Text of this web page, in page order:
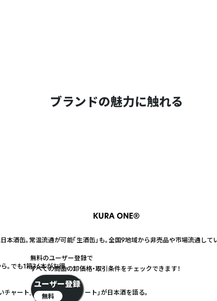
ブランドの魅力に触れる
KURA ONE®
酒缶。常温流通が可能「生酒缶」も。全国9地域から非売品や市場流通し
。でも1箱36本がお得。
ャート」「130文字のサケノート」が日本酒を語る。
無料のユーザー登録で
すべての商品の卸価格・取引条件をチェックできます！
ユーザー登録
無料